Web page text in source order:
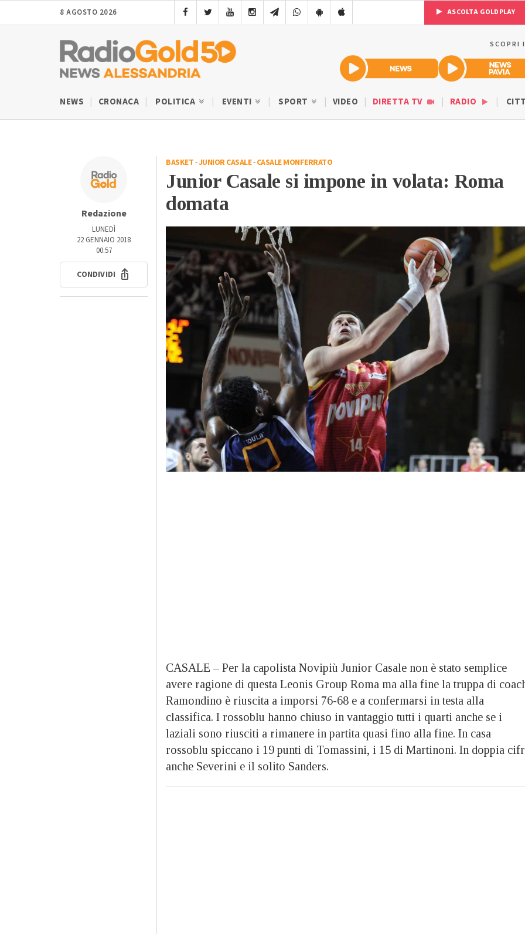
8 AGOSTO 2026 ASCOLTA GOLDPLAY
SCOPRI
NEWS CRONACA POLITICA EVENTI SPORT VIDEO DIRETTA TV RADIO
Redazione
LUNEDÌ
22 GENNAIO 2018
00:57
CONDIVIDI
BASKET-JUNIOR CASALE-CASALE MONFERRATO
Junior Casale si impone in volata: Roma
domata
CASALE – Per la capolista Novipiù Junior Casale non è stato semplice
avere ragione di questa Leonis Group Roma ma alla fine la truppa di
Ramondino è riuscita a imporsi 76-68 e a confermarsi in testa alla
classifica. I rossoblu hanno chiuso in vantaggio tutti i quarti anche se i
laziali sono riusciti a rimanere in partita quasi fino alla fine. In casa
rossoblu spiccano i 19 punti di Tomassini, i 15 di Martinoni. In doppia
anche Severini e il solito Sanders.